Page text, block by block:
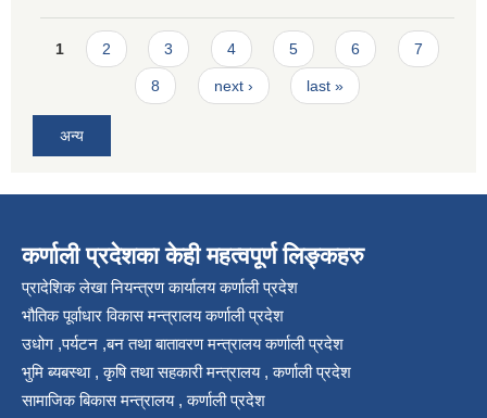
Pages
1 2 3 4 5 6 7
8 next › last »
अन्य
कर्णाली प्रदेशका केही महत्वपूर्ण लिङ्कहरु
प्रादेशिक लेखा नियन्त्रण कार्यालय कर्णाली प्रदेश
भौतिक पूर्वाधार विकास मन्त्रालय कर्णाली प्रदेश
उधोग ,पर्यटन ,बन तथा बातावरण मन्त्रालय कर्णाली प्रदेश
भुमि ब्यबस्था , कृषि तथा सहकारी मन्त्रालय , कर्णाली प्रदेश
सामाजिक बिकास मन्त्रालय , कर्णाली प्रदेश